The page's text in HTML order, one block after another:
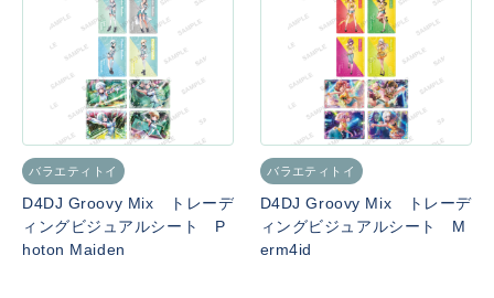
バラエティトイ
D4DJ Groovy Mix トレーデ
ィングビジュアルシート P
hoton Maiden
バラエティトイ
D4DJ Groovy Mix トレーデ
ィングビジュアルシート M
erm4id